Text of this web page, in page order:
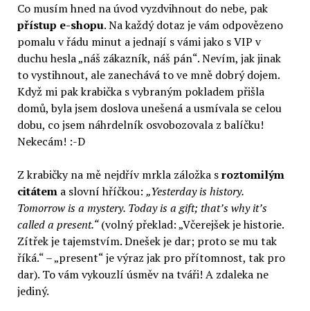
Co musím hned na úvod vyzdvihnout do nebe, pak
přístup e-shopu. Na každý dotaz je vám odpovězeno
pomalu v řádu minut a jednají s vámi jako s VIP v
duchu hesla „náš zákazník, náš pán“. Nevím, jak jinak
to vystihnout, ale zanechává to ve mně dobrý dojem.
Když mi pak krabička s vybraným pokladem přišla
domů, byla jsem doslova unešená a usmívala se celou
dobu, co jsem náhrdelník osvobozovala z balíčku!
Nekecám! :-D
Z krabičky na mě nejdřív mrkla záložka sroztomilým
citátema slovní hříčkou: „Yesterday is history.
Tomorrow is a mystery. Today is a gift; that’s why it’s
called a present.“(volný překlad: „Včerejšek je historie.
Zítřek je tajemstvím. Dnešek je dar; proto se mu tak
říká.“ – „present“ je výraz jak pro přítomnost, tak pro
dar). To vám vykouzlí úsměv na tváři! A zdaleka ne
jediný.